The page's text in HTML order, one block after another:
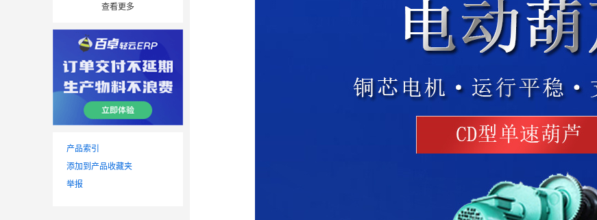
查看更多
产品索引
添加到产品收藏夹
举报